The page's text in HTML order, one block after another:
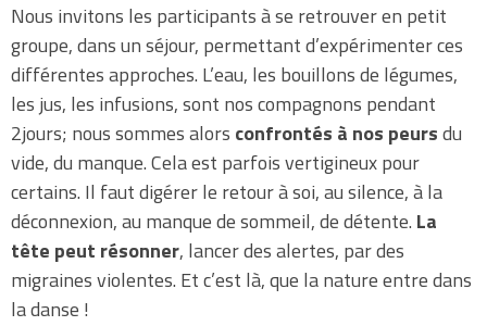
Nous invitons les participants à se retrouver en petit
groupe, dans un séjour, permettant d’expérimenter ces
différentes approches. L’eau, les bouillons de légumes,
les jus, les infusions, sont nos compagnons pendant
2jours; nous sommes alors confrontés à nos peursdu
vide, du manque. Cela est parfois vertigineux pour
certains. Il faut digérer le retour à soi, au silence, à la
déconnexion, au manque de sommeil, de détente. La
tête peut résonner, lancer des alertes, par des
migraines violentes. Et c’est là, que la nature entre dans
la danse !